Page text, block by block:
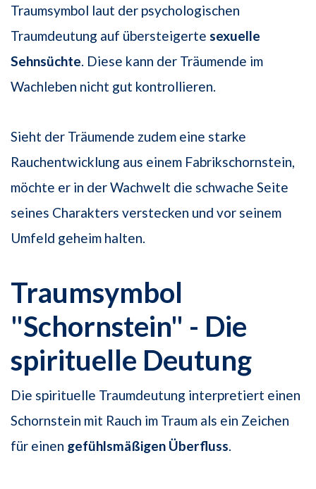
Traumsymbol laut der psychologischen
Traumdeutung auf übersteigerte sexuelle
Sehnsüchte. Diese kann der Träumende im
Wachleben nicht gut kontrollieren.
Sieht der Träumende zudem eine starke
Rauchentwicklung aus einem Fabrikschornstein,
möchte er in der Wachwelt die schwache Seite
seines Charakters verstecken und vor seinem
Umfeld geheim halten.
Traumsymbol
"Schornstein" - Die
spirituelle Deutung
Die spirituelle Traumdeutung interpretiert einen
Schornstein mit Rauch im Traum als ein Zeichen
für einen gefühlsmäßigen Überfluss.